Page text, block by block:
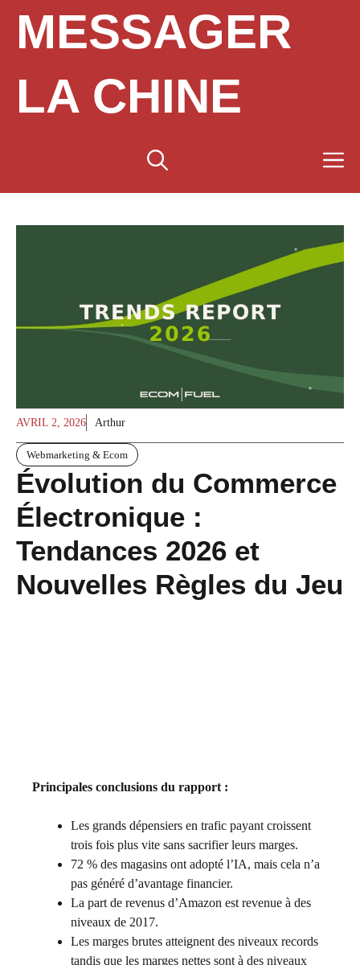
contenuMESSAGER
LA CHINE
AVRIL 2, 2026 Arthur
Webmarketing & Ecom
Évolution du Commerce
Électronique :
Tendances 2026 et
Nouvelles Règles du Jeu
Principales conclusions du rapport :
Les grands dépensiers en trafic payant croissent
trois fois plus vite sans sacrifier leurs marges.
72 % des magasins ont adopté l’IA, mais cela n’a
pas généré d’avantage financier.
La part de revenus d’Amazon est revenue à des
niveaux de 2017.
Les marges brutes atteignent des niveaux records
tandis que les marges nettes sont à des niveaux